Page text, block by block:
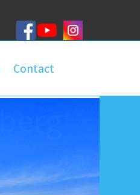
Contact